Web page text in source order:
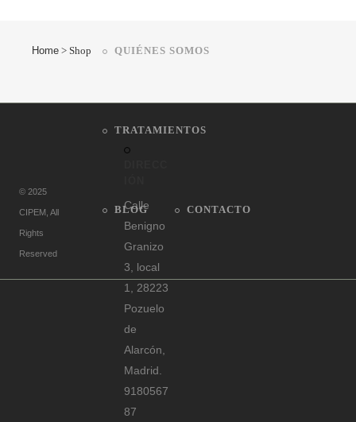
QUIÉNES SOMOS
TRATAMIENTOS
BLOG CONTACTO
Home > Shop
© 2025
CIPEM , All
Rights
Reserved
Calle
Benigno
Granizo
3, local
1, 28223
Pozuelo
de
Alarcón,
Madrid.
9180567
87